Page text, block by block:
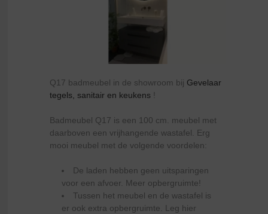
Q17 badmeubel in de showroom bij Gevelaar
tegels, sanitair en keukens !
Badmeubel Q17 is een 100 cm. meubel met
daarboven een vrijhangende wastafel. Erg
mooi meubel met de volgende voordelen:
De laden hebben geen uitsparingen
voor een afvoer. Meer opbergruimte!
Tussen het meubel en de wastafel is
er ook extra opbergruimte. Leg hier